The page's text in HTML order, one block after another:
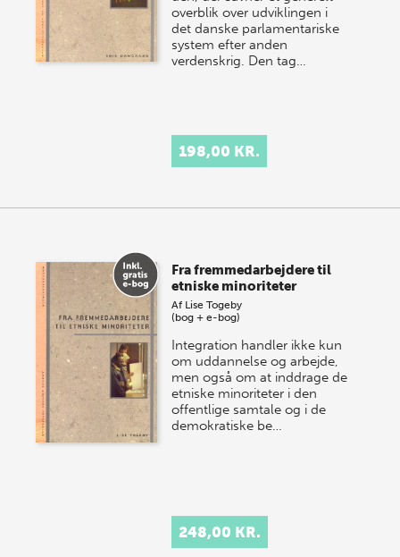
overblik over udviklingen i
det danske parlamentariske
system efter anden
verdenskrig. Den tag…
198,00 KR.
Fra fremmedarbejdere til
etniske minoriteter
Af Lise Togeby
(bog + e-bog)
Integration handler ikke kun
om uddannelse og arbejde,
men også om at inddrage de
etniske minoriteter i den
offentlige samtale og i de
demokratiske be…
248,00 KR.